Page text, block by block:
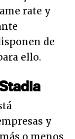
rate y
de
ello.
y
o menos